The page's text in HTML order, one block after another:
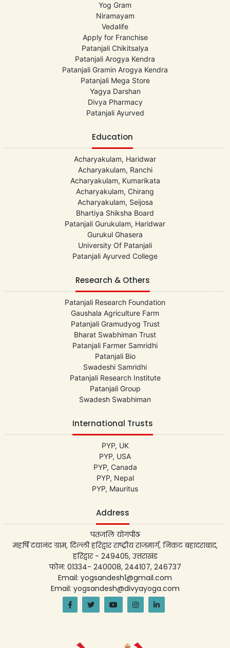
Yog Gram
Niramayam
Vedalife
Apply for Franchise
Patanjali Chikitsalya
Patanjali Arogya Kendra
Patanjali Gramin Arogya Kendra
Patanjali Mega Store
Yagya Darshan
Divya Pharmacy
Patanjali Ayurved
Education
Acharyakulam, Haridwar
Acharyakulam, Ranchi
Acharyakulam, Kumarikata
Acharyakulam, Chirang
Acharyakulam, Seijosa
Bhartiya Shiksha Board
Patanjali Gurukulam, Haridwar
Gurukul Ghasera
University Of Patanjali
Patanjali Ayurved College
Research & Others
Patanjali Research Foundation
Gaushala Agriculture Farm
Patanjali Gramudyog Trust
Bharat Swabhiman Trust
Patanjali Farmer Samridhi
Patanjali Bio
Swadeshi Samridhi
Patanjali Research Institute
Patanjali Group
Swadesh Swabhiman
International Trusts
PYP, UK
PYP, USA
PYP, Canada
PYP, Nepal
PYP, Mauritus
Address
पतंजलि योगपीठ
महर्षि दयानंद ग्राम, दिल्ली हरिद्वार राष्ट्रीय राजमार्ग, निकट बहादराबाद,
हरिद्वार - 249405, उत्तराखंड
फोन: 01334- 240008, 244107, 246737
Email: yogsandesh1@gmail.com
Email: yogsandesh@divyayoga.com